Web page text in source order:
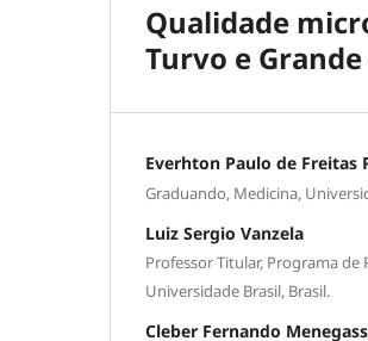
Qualidade
Turvo e
Everhton Paulo de Freitas
Graduando, Medicina,
Luiz Sergio Vanzela
Professor Titular, Programa de
Universidade Brasil, Brasil.
Cleber Fernando